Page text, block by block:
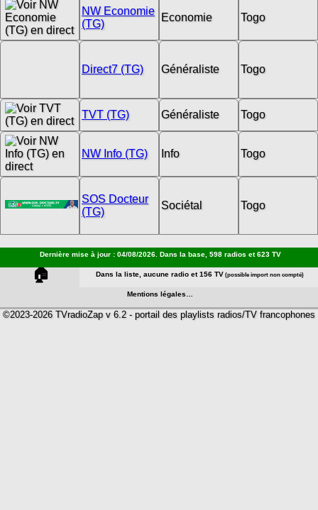
NW Economie
(TG)
Economie Togo
Direct7 (TG) Généraliste Togo
TVT (TG) Généraliste Togo
NW Info (TG) Info Togo
SOS Docteur
(TG)
Sociétal Togo
Dernière mise à jour : 04/08/2026. Dans la base, 598 radios et 623 TV
🏠 Dans la liste, aucune radio et 156 TV (possible import non compté)
Mentions légales…
©2023-2026 TVradioZap v 6.2 - portail des playlists radios/TV francophones